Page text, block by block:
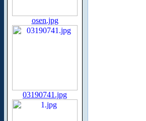
osen.jpg
03190741.jpg